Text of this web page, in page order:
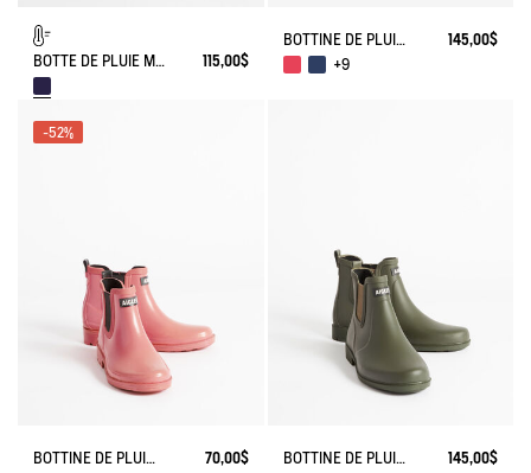
BOTTE DE PLUIE MALOUINE FOURRÉE 115,00$
BOTTINE DE PLUIE FULFEEL
145,00$
+9
BOTTINE DE PLUIE CARVILLE 70,00$
-52%
BOTTINE DE PLUIE CARVILLE 145,00$